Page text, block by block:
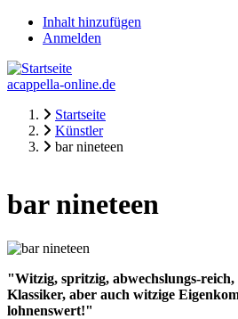
Direkt
zum
Fake-
Usermenü
Inhalt hinzufügen
Anmelden
acappella-online.de
Pfadnavigation
Startseite
Künstler
bar nineteen
bar nineteen
"Witzig, spritzig, abwechslungs-reich,
Klassiker, aber auch witzige
lohnenswert!"